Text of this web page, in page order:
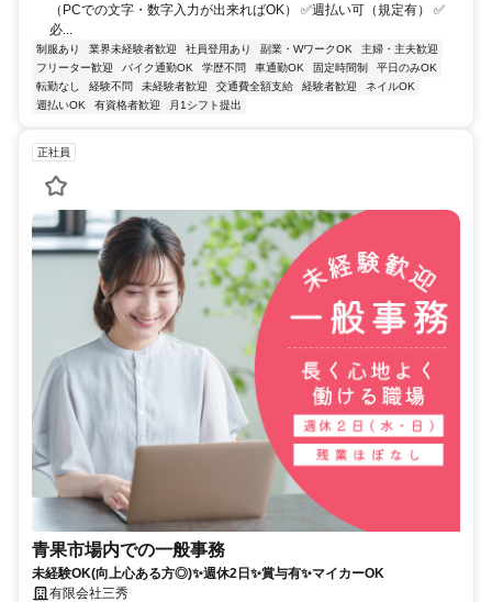
（PCでの文字・数字入力が出来ればOK） ✅週払い可（規定有） ✅
必...
制服あり 業界未経験者歓迎 社員登用あり 副業・WワークOK
主婦・主夫歓迎
フリーター歓迎
バイク通勤OK 学歴不問 車通勤OK 固定時間制
平日のみOK
転勤なし
経験不問 未経験者歓迎 交通費全額支給 経験者歓迎
ネイルOK
週払いOK
有資格者歓迎 月1シフト提出
正社員
青果市場内での一般事務
未経験OK(向上心ある方◎)✨週休2日✨賞与有✨マイカーOK
有限会社三秀